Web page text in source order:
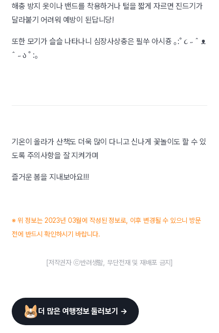
해충 방지 옷이나 밴드를 착용하거나 털을 짧게 자르면 진드기가
달라붙기 어려워 예방이 된답니당!
또한 모기가 슬슬 나타나니 심장사상충은 필쑤 아시죵 ｡:˚ ૮ ˶ ˆ ᴥ
ˆ ˶ ა ˚ :｡
기온이 올라가 산책도 더욱 많이 다니고 신나게 꽃놀이도 할 수 있
도록 주의사항을 잘 지켜가며
즐거운 봄을 지내보아요!!!
※ 위 정보는 2023년 03월에 작성된 정보로, 이후 변경될 수 있으니 방문
전에 반드시 확인하시기 바랍니다.
[저작권자 ⓒ반려생활, 무단전재 및 재배포 금지]
더 많은 여행정보 둘러보기 →